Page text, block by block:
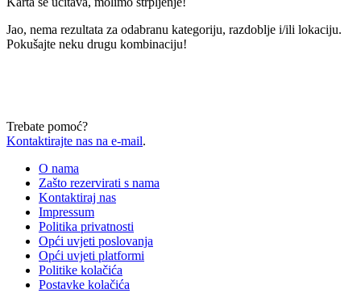
Jao, nema rezultata za odabranu kategoriju, razdoblje i/ili lokaciju.
Pokušajte neku drugu kombinaciju!
Trebate pomoć?
Kontaktirajte nas na e-mail.
O nama
Zašto rezervirati s nama
Kontaktiraj nas
Impressum
Politika privatnosti
Opći uvjeti poslovanja
Opći uvjeti platformi
Politike kolačića
Postavke kolačića